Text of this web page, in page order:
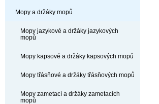
Mopy a držáky mopů
Mopy jazykové a držáky jazykových
mopů
Mopy kapsové a držáky kapsových mopů
Mopy třásňové a držáky třásňových mopů
Mopy zametací a držáky zametacích
mopů